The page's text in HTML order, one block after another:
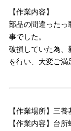
【作業内容】
部品の間違ったっ
事でした。
破損していた為、
を行い、大変ご満
【作業場所】三
【作業内容】台